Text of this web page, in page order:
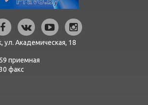
ул. Академическая, 18
приемная
факc